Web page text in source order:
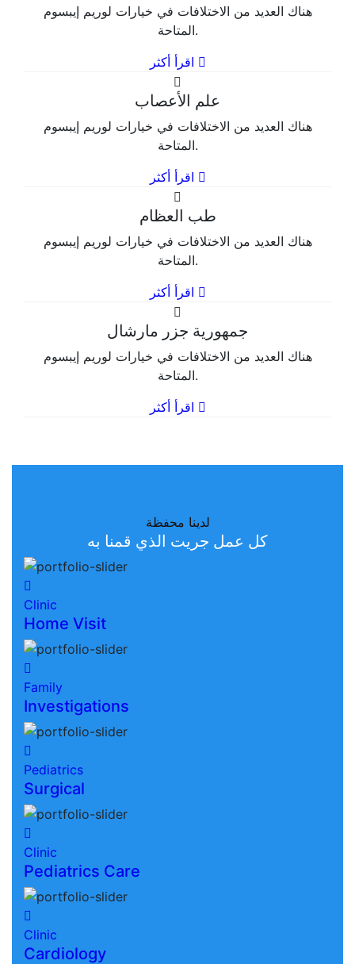
هناك العديد من الاختلافات في خيارات لوريم إيبسوم
المتاحة.
اقرأ أكثر
علم الأعصاب
هناك العديد من الاختلافات في خيارات لوريم إيبسوم
المتاحة.
اقرأ أكثر
طب العظام
هناك العديد من الاختلافات في خيارات لوريم إيبسوم
المتاحة.
اقرأ أكثر
جمهورية جزر مارشال
هناك العديد من الاختلافات في خيارات لوريم إيبسوم
المتاحة.
اقرأ أكثر
لدينا محفظة
كل عمل جريت الذي قمنا به
Clinic
Home Visit
Family
Investigations
Pediatrics
Surgical
Clinic
Pediatrics Care
Clinic
Cardiology